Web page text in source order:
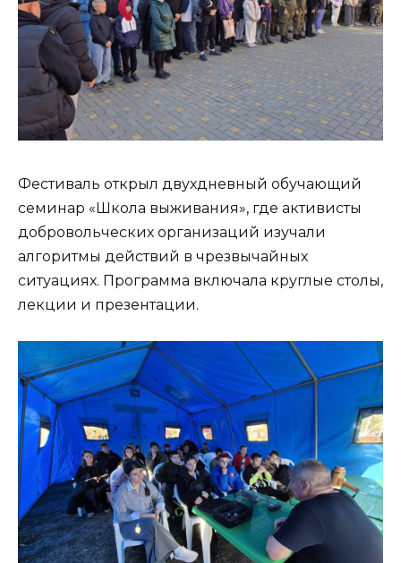
Фестиваль открыл двухдневный обучающий
семинар «Школа выживания», где активисты
добровольческих организаций изучали
алгоритмы действий в чрезвычайных
ситуациях. Программа включала круглые столы,
лекции и презентации.